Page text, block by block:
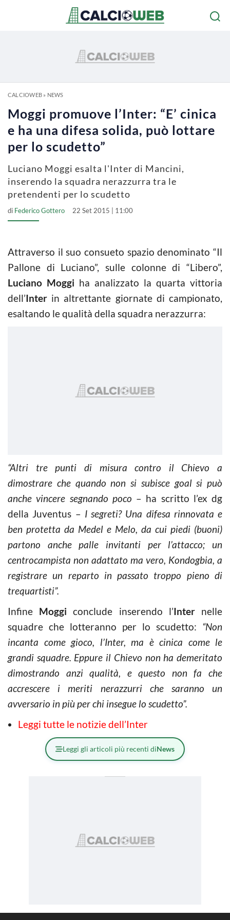
CALCIOWEB» NEWS
Moggi promuove l’Inter: “E’ cinica
e ha una difesa solida, può lottare
per lo scudetto”
Luciano Moggi esalta l'Inter di Mancini,
inserendo la squadra nerazzurra tra le
pretendenti per lo scudetto
di Federico Gottero 22 Set 2015 | 11:00
Attraverso il suo consueto spazio denominato “Il
Pallone di Luciano”, sulle colonne di “Libero”,
Luciano Moggi ha analizzato la quarta vittoria
dell’Inter in altrettante giornate di campionato,
esaltando le qualità della squadra nerazzurra:
“Altri tre punti di misura contro il Chievo a
dimostrare che quando non si subisce goal si può
anche vincere segnando poco – ha scritto l’ex dg
della Juventus – I segreti? Una difesa rinnovata e
ben protetta da Medel e Melo, da cui piedi (buoni)
partono anche palle invitanti per l’attacco; un
centrocampista non adattato ma vero, Kondogbia, a
registrare un reparto in passato troppo pieno di
trequartisti”.
Infine Moggi conclude inserendo l’Internelle
squadre che lotteranno per lo scudetto: “Non
incanta come gioco, l’Inter, ma è cinica come le
grandi squadre. Eppure il Chievo non ha demeritato
dimostrando anzi qualità, e questo non fa che
accrescere i meriti nerazzurri che saranno un
avversario in più per chi insegue lo scudetto”.
Leggi tutte le notizie dell’Inter
Leggi gli articoli più recenti diNews